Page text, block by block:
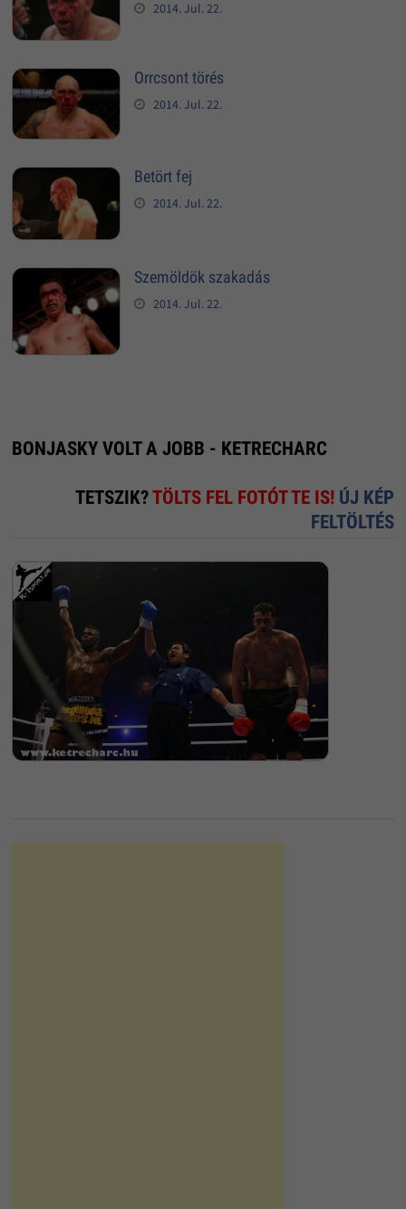
2014. Jul. 22.
Orrcsont törés
2014. Jul. 22.
Betört fej
2014. Jul. 22.
Szemöldök szakadás
2014. Jul. 22.
BONJASKY VOLT A JOBB - KETRECHARC
TETSZIK?TÖLTS FEL FOTÓT TE IS! ÚJ KÉP
FELTÖLTÉS